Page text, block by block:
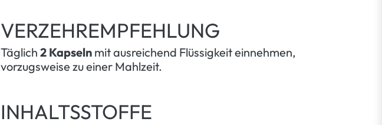
VERZEHREMPFEHLUNG
Täglich 2 Kapseln mit ausreichend Flüssigkeit einnehmen,
vorzugsweise zu einer Mahlzeit.
INHALTSSTOFFE